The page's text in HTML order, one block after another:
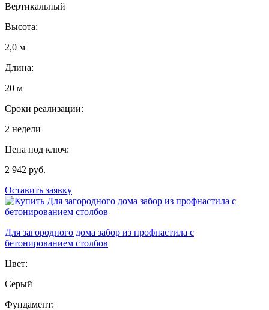
Вертикальный
Высота:
2,0 м
Длина:
20 м
Сроки реализации:
2 недели
Цена под ключ:
2 942 руб.
Оставить заявку
Для загородного дома забор из профнастила с
бетонированием столбов
Цвет:
Серый
Фундамент: